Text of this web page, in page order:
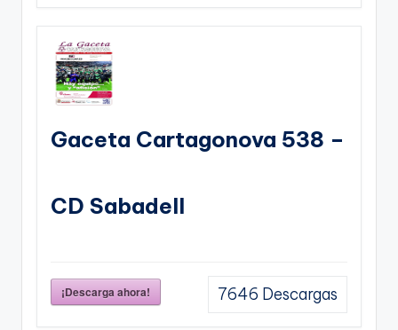
Gaceta Cartagonova 538 –
CD Sabadell
¡Descarga ahora! 7646 Descargas